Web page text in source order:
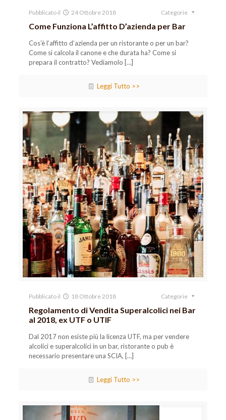
Pubblicato il 24 Ottobre 2018 Categorie
Come Funziona L’affitto D’azienda per Bar
Cos’è l’affitto d’azienda per un ristorante o per un bar?
Come si calcola il canone e che durata ha? Come si
prepara il contratto? Vediamolo […]
Leggi Tutto >>
Pubblicato il 18 Ottobre 2018 Categorie
Regolamento di Vendita Superalcolici nei Bar
al 2018, ex UTF o UTIF
Dal 2017 non esiste più la licenza UTF, ma per vendere
alcolici e superalcolici in un bar, ristorante o pub è
necessario presentare una SCIA, […]
Leggi Tutto >>